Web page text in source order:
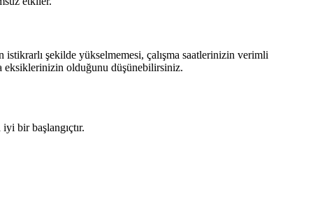
istikrarlı şekilde yükselmemesi, çalışma saatlerinizin verimli
eksiklerinizin olduğunu düşünebilirsiniz.
bir başlangıçtır.